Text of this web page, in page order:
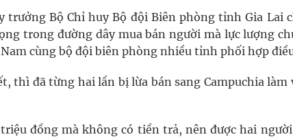
Bộ Chỉ huy Bộ đội Biên phòng tỉnh Gia Lai
trong đường dây mua bán người mà lực lượng
cùng bộ đội biên phòng nhiều tỉnh phối hợp
thì đã từng hai lần bị lừa bán sang Campuchia làm
đồng mà không có tiền trả, nên được hai